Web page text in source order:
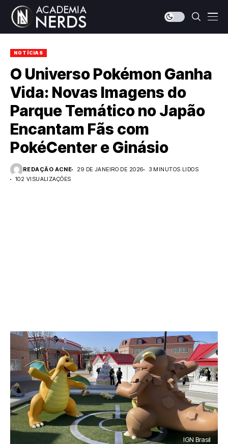
NOTÍCIAS
O Universo Pokémon Ganha
Vida: Novas Imagens do
Parque Temático no Japão
Encantam Fãs com
PokéCenter e Ginásio
REDAÇÃO ACNE 29 DE JANEIRO DE 2026
3 MINUTOS LIDOS
102 VISUALIZAÇÕES
IGN Brasil